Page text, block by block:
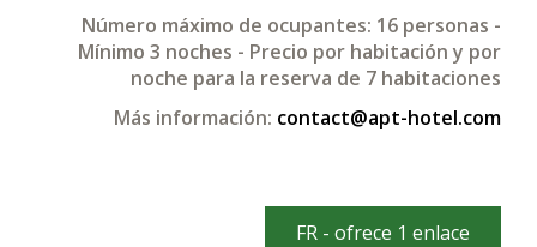
Número máximo de ocupantes: 16 personas -
Mínimo 3 noches - Precio por habitación y por
noche para la reserva de 7 habitaciones
Más información: contact@apt-hotel.com
FR - ofrece 1 enlace